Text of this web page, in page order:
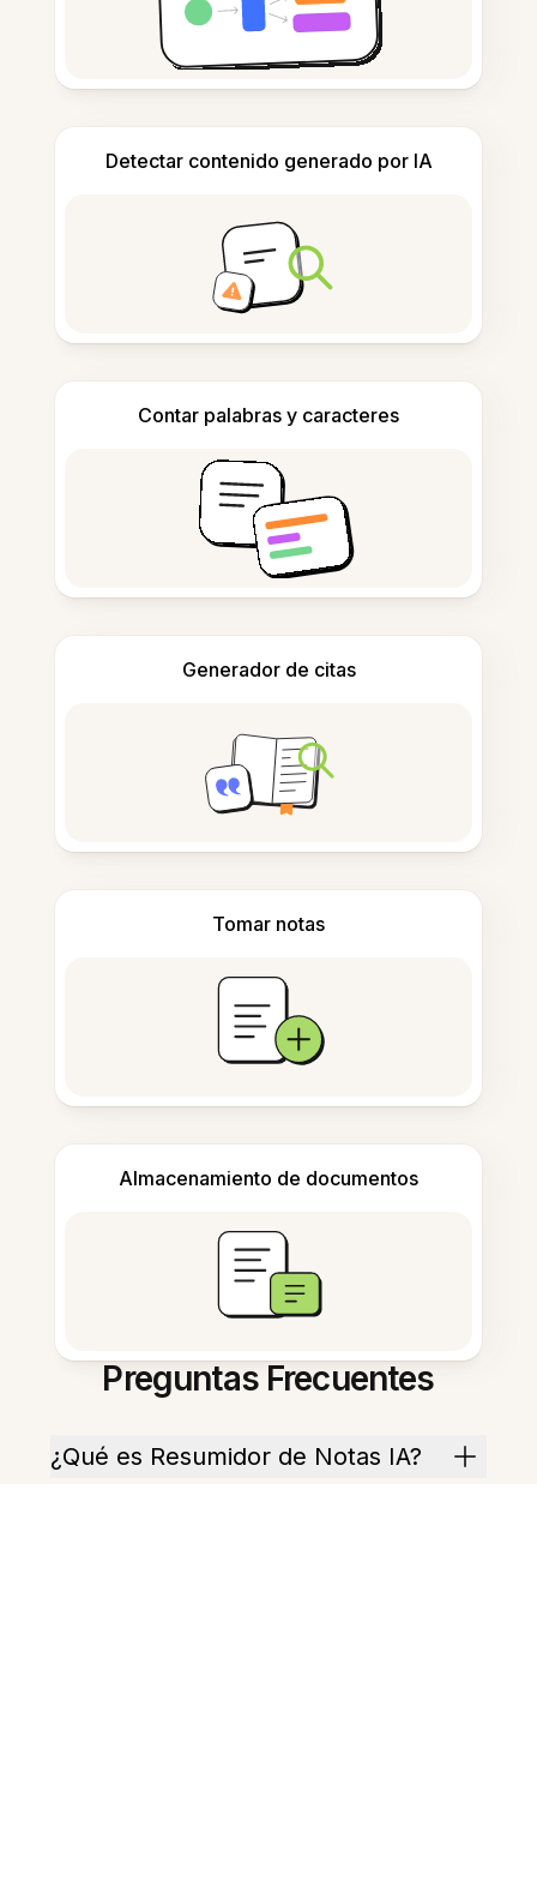
Detectar contenido generado por IA
Contar palabras y caracteres
Generador de citas
Tomar notas
Almacenamiento de documentos
Preguntas Frecuentes
¿Qué es Resumidor de Notas IA?